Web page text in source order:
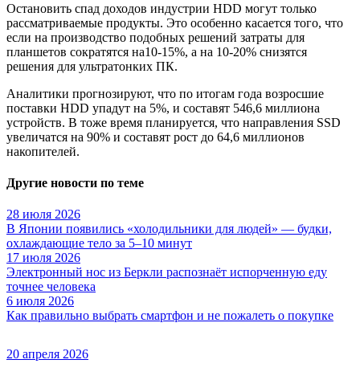
Остановить спад доходов индустрии HDD могут только
рассматриваемые продукты. Это особенно касается того, что
если на производство подобных решений затраты для
планшетов сократятся на10-15%, а на 10-20% снизятся
решения для ультратонких ПК.
Аналитики прогнозируют, что по итогам года возросшие
поставки HDD упадут на 5%, и составят 546,6 миллиона
устройств. В тоже время планируется, что направления SSD
увеличатся на 90% и составят рост до 64,6 миллионов
накопителей.
Другие новости по теме
28 июля 2026
В Японии появились «холодильники для людей» — будки,
охлаждающие тело за 5–10 минут
17 июля 2026
Электронный нос из Беркли распознаёт испорченную еду
точнее человека
6 июля 2026
Как правильно выбрать смартфон и не пожалеть о покупке
20 апреля 2026